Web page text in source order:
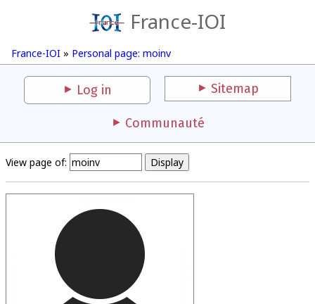
France-IOI
France-IOI » Personal page: moinv
Log in Sitemap
Communauté
View page of: